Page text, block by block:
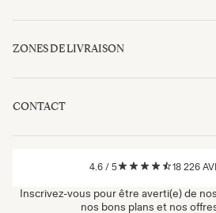
ZONES DE LIVRAISON
CONTACT
4.6 / 5 18 226
Inscrivez-vous pour être averti(e) de
nos bons plans et nos